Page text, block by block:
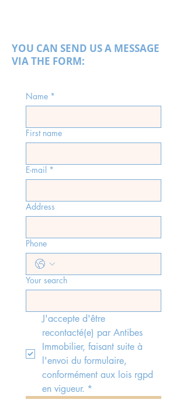
YOU CAN SEND US A MESSAGE
VIA THE FORM:
Name *
First name
E-mail *
Address
Phone
Your search
J'accepte d'être
recontacté(e) par Antibes
Immobilier, faisant suite à
l'envoi du formulaire,
conformément aux lois rgpd
en vigueur. *